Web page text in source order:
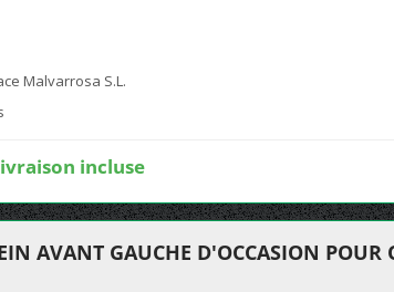
Malvarrosa S.L.
incluse
AVANT GAUCHE D'OCCASION POUR